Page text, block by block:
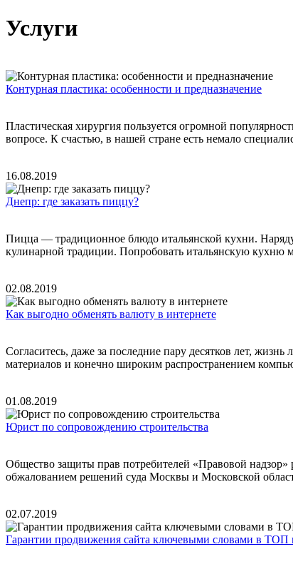
Услуги
Контурная пластика: особенности и предназначение
Пластическая хирургия пользуется огромной
вопросе. К счастью, в нашей стране есть немало
16.08.2019
Днепр: где заказать пиццу?
Пицца — традиционное блюдо итальянской кухни. Наряду
кулинарной традиции. Попробовать итальянскую
02.08.2019
Как выгодно обменять валюту в интернете
Согласитесь, даже за последние пару десятков лет,
материалов и конечно широким распространением
01.08.2019
Юрист по сопровождению строительства
Общество защиты прав потребителей «Правовой
обжалованием решений суда Москвы и Московской
02.07.2019
Гарантии продвижения сайта ключевыми словами в ТОП